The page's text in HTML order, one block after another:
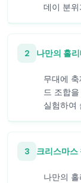
데이 분
2 나만의 홀
무대에
드 조합
실험하여
3 크리스마스
나만의